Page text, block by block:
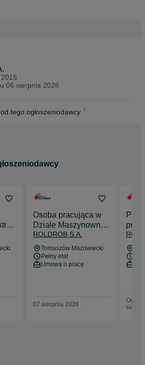
06 sierpnia 2026
tego ogłoszeniodawcy
Osoba pracująca w
Dziale Maszynowni
Chłodniczej
ROLDROB S.A.
Tomaszów Mazowiecki
Pełny etat
Umowa o pracę
07 sierpnia 2026